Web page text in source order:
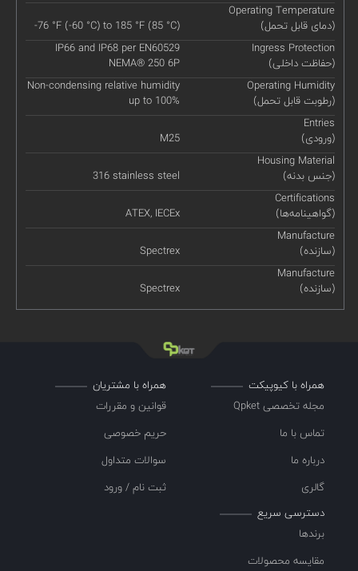
Operating Temperature
(دمای قابل تحمل)
-76 °F (-60 °C) to 185 °F (85 °C)
Ingress Protection
(حفاظت داخلی)
IP66 and IP68 per EN60529
NEMA® 250 6P
Operating Humidity
(رطوبت قابل تحمل)
Non-condensing relative humidity
up to 100%
Entries
(ورودی)
M25
Housing Material
(جنس بدنه)
316 stainless steel
Certifications
(گواهینامه‌ها)
ATEX, IECEx
Manufacture
(سازنده)
Spectrex
Manufacture
(سازنده)
Spectrex
همراه با کیوپیکت
مجله تخصصی Qpket
تماس با ما
درباره ما
گالری
همراه با مشتریان
قوانین و مقررات
حریم خصوصی
سوالات متداول
ثبت نام / ورود
دسترسی سریع
برندها
مقایسه محصولات